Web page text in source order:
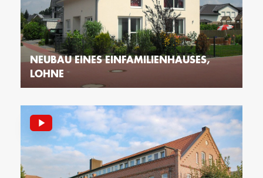
NEUBAU EINES EINFAMILIENHAUSES,
LOHNE